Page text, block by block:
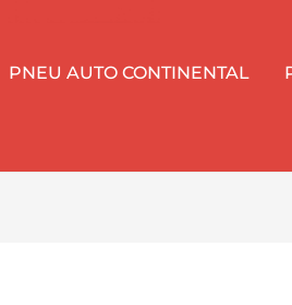
PNEU AUTO CONTINENTAL